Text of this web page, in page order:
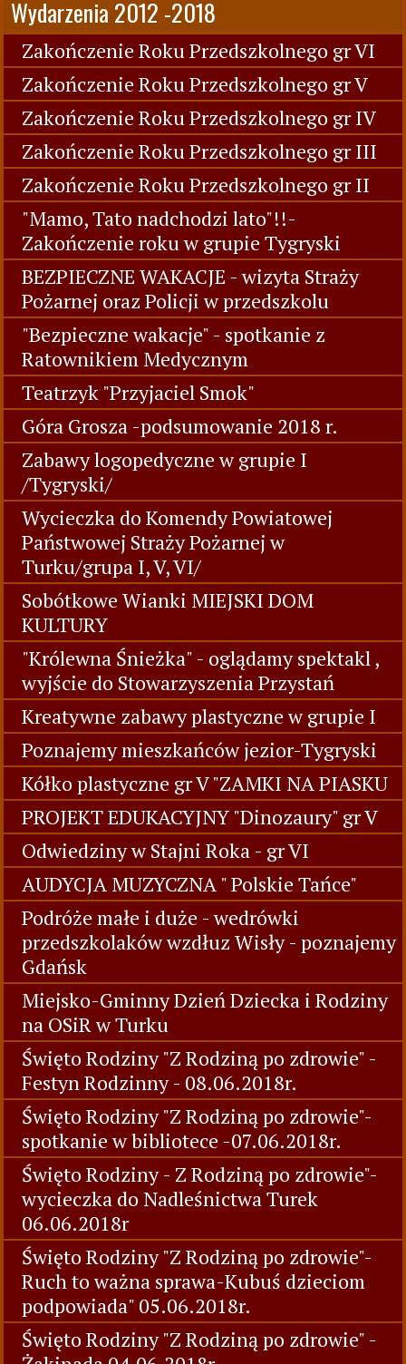
Wydarzenia 2012 -2018
Zakończenie Roku Przedszkolnego gr VI
Zakończenie Roku Przedszkolnego gr V
Zakończenie Roku Przedszkolnego gr IV
Zakończenie Roku Przedszkolnego gr III
Zakończenie Roku Przedszkolnego gr II
"Mamo, Tato nadchodzi lato"!!-
Zakończenie roku w grupie Tygryski
BEZPIECZNE WAKACJE - wizyta Straży
Pożarnej oraz Policji w przedszkolu
"Bezpieczne wakacje" - spotkanie z
Ratownikiem Medycznym
Teatrzyk "Przyjaciel Smok"
Góra Grosza -podsumowanie 2018 r.
Zabawy logopedyczne w grupie I
/Tygryski/
Wycieczka do Komendy Powiatowej
Państwowej Straży Pożarnej w
Turku/grupa I, V, VI/
Sobótkowe Wianki MIEJSKI DOM
KULTURY
"Królewna Śnieżka" - oglądamy spektakl ,
wyjście do Stowarzyszenia Przystań
Kreatywne zabawy plastyczne w grupie I
Poznajemy mieszkańców jezior-Tygryski
Kółko plastyczne gr V "ZAMKI NA PIASKU
PROJEKT EDUKACYJNY "Dinozaury" gr V
Odwiedziny w Stajni Roka - gr VI
AUDYCJA MUZYCZNA " Polskie Tańce"
Podróże małe i duże - wedrówki
przedszkolaków wzdłuz Wisły - poznajemy
Gdańsk
Miejsko-Gminny Dzień Dziecka i Rodziny
na OSiR w Turku
Święto Rodziny "Z Rodziną po zdrowie" -
Festyn Rodzinny - 08.06.2018r.
Święto Rodziny "Z Rodziną po zdrowie"-
spotkanie w bibliotece -07.06.2018r.
Święto Rodziny - Z Rodziną po zdrowie"-
wycieczka do Nadleśnictwa Turek
06.06.2018r
Święto Rodziny "Z Rodziną po zdrowie"-
Ruch to ważna sprawa-Kubuś dzieciom
podpowiada" 05.06.2018r.
Święto Rodziny "Z Rodziną po zdrowie" -